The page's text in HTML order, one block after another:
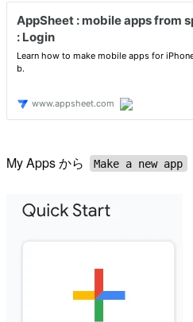
My Apps から Make a new app